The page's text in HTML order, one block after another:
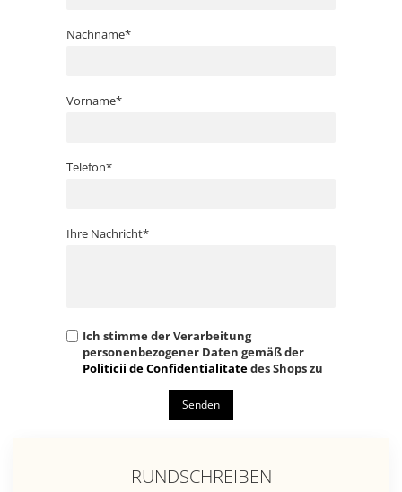
Nachname*
Vorname*
Telefon*
Ihre Nachricht*
Ich stimme der Verarbeitung
personenbezogener Daten gemäß der
Politicii de Confidentialitatedes Shops zu
Senden
RUNDSCHREIBEN